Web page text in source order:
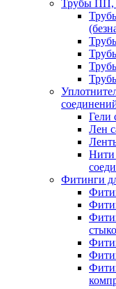
Трубы
Гели
Лен
Нити
Фитинги